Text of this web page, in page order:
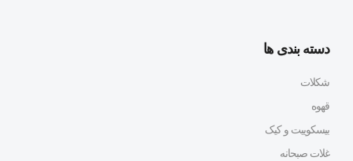
دسته بندی ها
شکلات
قهوه
بیسکوییت و کیک
غلات صبحانه